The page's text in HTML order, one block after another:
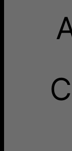
Livraison Gratuite
Les délais
production.